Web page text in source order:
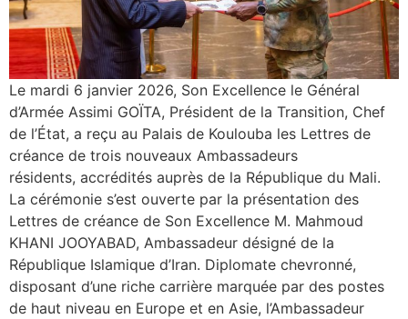
Le mardi 6 janvier 2026, Son Excellence le Général
d’Armée Assimi GOÏTA, Président de la Transition, Chef
de l’État, a reçu au Palais de Koulouba les Lettres de
créance de trois nouveaux Ambassadeurs
résidents, accrédités auprès de la République du Mali.
La cérémonie s’est ouverte par la présentation des
Lettres de créance de Son Excellence M. Mahmoud
KHANI JOOYABAD, Ambassadeur désigné de la
République Islamique d’Iran. Diplomate chevronné,
disposant d’une riche carrière marquée par des postes
de haut niveau en Europe et en Asie, l’Ambassadeur